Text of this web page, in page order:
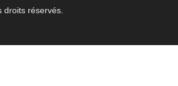
réservés.